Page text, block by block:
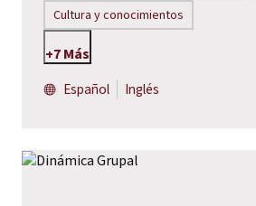
Cultura y conocimientos
+7 Más
Español
Inglés